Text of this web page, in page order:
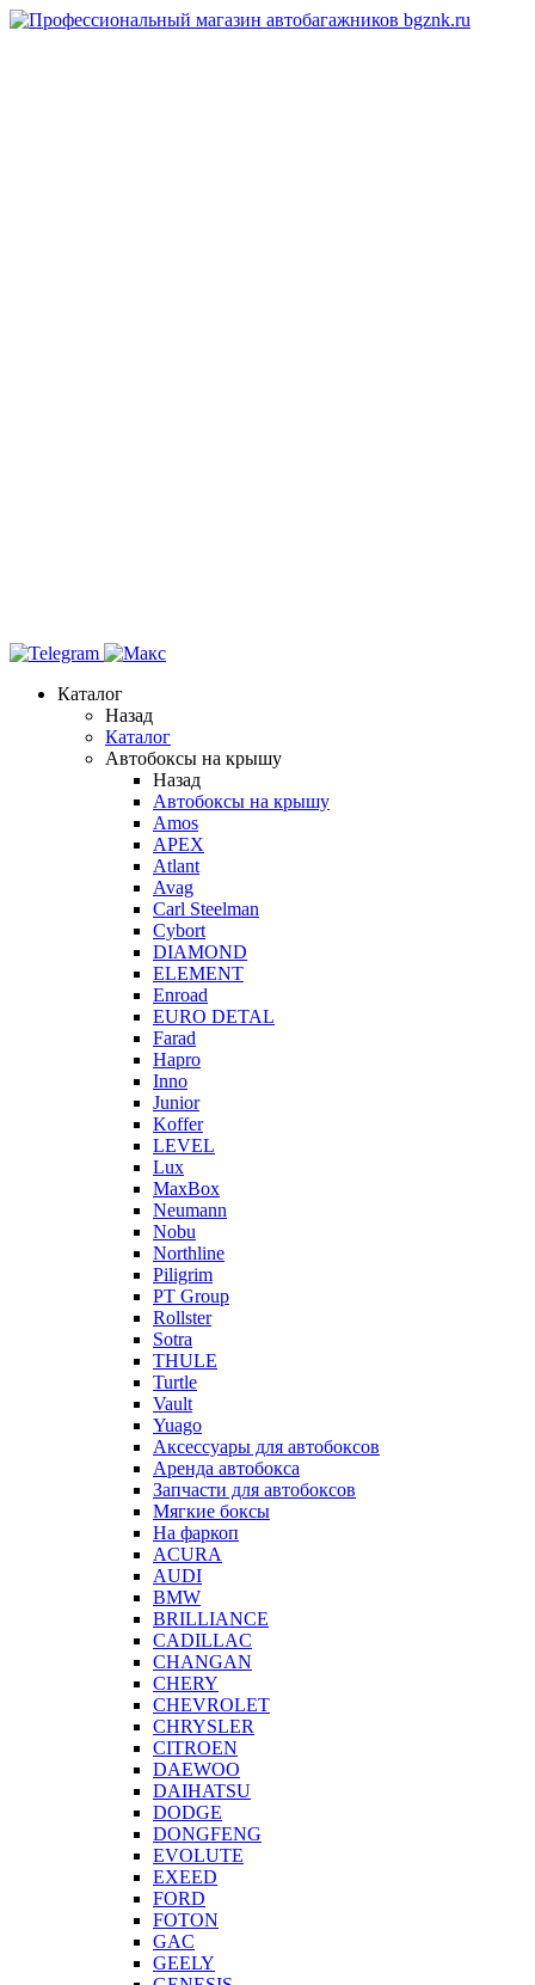
Каталог
Назад
Каталог
Автобоксы на крышу
Назад
Автобоксы на крышу
Amos
APEX
Atlant
Avag
Carl Steelman
Cybort
DIAMOND
ELEMENT
Enroad
EURO DETAL
Farad
Hapro
Inno
Junior
Koffer
LEVEL
Lux
MaxBox
Neumann
Nobu
Northline
Piligrim
PT Group
Rollster
Sotra
THULE
Turtle
Vault
Yuago
Аксессуары для автобоксов
Аренда автобокса
Запчасти для автобоксов
Мягкие боксы
На фаркоп
ACURA
AUDI
BMW
BRILLIANCE
CADILLAC
CHANGAN
CHERY
CHEVROLET
CHRYSLER
CITROEN
DAEWOO
DAIHATSU
DODGE
DONGFENG
EVOLUTE
EXEED
FORD
FOTON
GAC
GEELY